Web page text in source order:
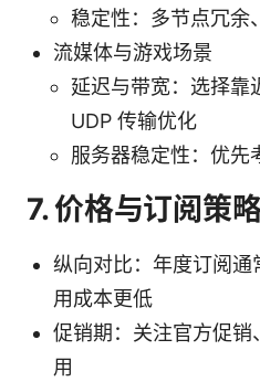
稳定性：多节点冗余
流媒体与游戏场景
延迟与带宽：选择靠
UDP 传输优化
服务器稳定性：优先
7. 价格与订阅策
纵向对比：年度订阅
用成本更低
促销期：关注官方促
用